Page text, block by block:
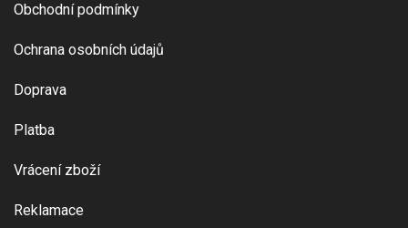
Obchodní podmínky
Ochrana osobních údajů
Doprava
Platba
Vrácení zboží
Reklamace